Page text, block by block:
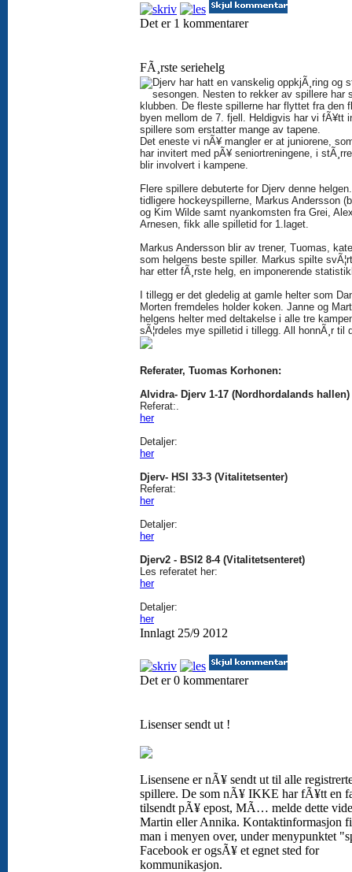
Det er 1 kommentarer
FÃ¸rste seriehelg
Djerv har hatt en vanskelig oppkjÃ¸ring og
sesongen. Nesten to rekker av spillere har
klubben. De fleste spillerne har flyttet fra den
byen mellom de 7. fjell. Heldigvis har vi fÃ¥tt
spillere som erstatter mange av tapene.
Det eneste vi nÃ¥ mangler er at juniorene,
har invitert med pÃ¥ seniortreningene, i
blir involvert i kampene.
Flere spillere debuterte for Djerv denne
tidligere hockeyspillerne, Markus Andersson
og Kim Wilde samt nyankomsten fra Grei,
Arnesen, fikk alle spilletid for 1.laget.
Markus Andersson blir av trener, Tuomas,
som helgens beste spiller. Markus spilte
har etter fÃ¸rste helg, en imponerende
I tillegg er det gledelig at gamle helter som
Morten fremdeles holder koken. Janne og
helgens helter med deltakelse i alle tre
sÃ¦rdeles mye spilletid i tillegg. All honnÃ¸r til
Referater, Tuomas Korhonen:
Alvidra- Djerv 1-17 (Nordhordalands hallen)
Referat:.
her
Detaljer:
her
Djerv- HSI 33-3 (Vitalitetsenter)
Referat:
her
Detaljer:
her
Djerv2 - BSI2 8-4 (Vitalitetsenteret)
Les referatet her:
her
Detaljer:
her
Innlagt 25/9 2012
Det er 0 kommentarer
Lisenser sendt ut !
Lisensene er nÃ¥ sendt ut til alle
spillere. De som nÃ¥ IKKE har fÃ¥tt en
tilsendt pÃ¥ epost, MÃ… melde dette
Martin eller Annika. Kontaktinformasjon
man i menyen over, under menypunktet
Facebook er ogsÃ¥ et egnet sted for
kommunikasjon.